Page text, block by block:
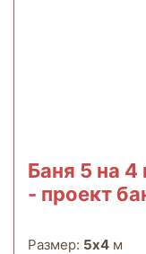
Баня 5 на 4
- проект
Размер: 5х4 м